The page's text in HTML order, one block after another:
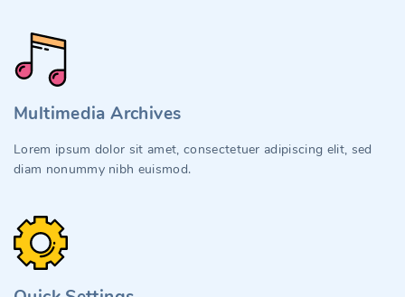
Multimedia Archives
Lorem ipsum dolor sit amet, consectetuer adipiscing elit, sed
diam nonummy nibh euismod.